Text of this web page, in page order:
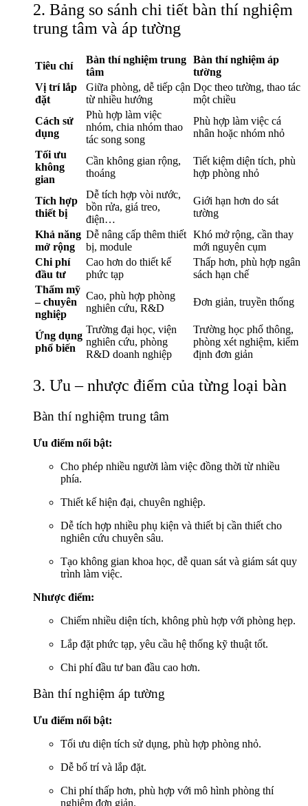
2. Bảng so sánh chi tiết bàn thí nghiệm
trung tâm và áp tường
Tiêu chí
Bàn thí nghiệm trung
tâm
Bàn thí nghiệm áp
tường
Vị trí lắp
đặt
Giữa phòng, dễ tiếp cận
từ nhiều hướng
Dọc theo tường, thao tác
một chiều
Cách sử
dụng
Phù hợp làm việc
nhóm, chia nhóm thao
tác song song
Phù hợp làm việc cá
nhân hoặc nhóm nhỏ
Tối ưu
không
gian
Cần không gian rộng,
thoáng
Tiết kiệm diện tích, phù
hợp phòng nhỏ
Tích hợp
thiết bị
Dễ tích hợp vòi nước,
bồn rửa, giá treo,
điện…
Giới hạn hơn do sát
tường
Khả năng
mở rộng
Dễ nâng cấp thêm thiết
bị, module
Khó mở rộng, cần thay
mới nguyên cụm
Chi phí
đầu tư
Cao hơn do thiết kế
phức tạp
Thấp hơn, phù hợp ngân
sách hạn chế
Thẩm mỹ
– chuyên
nghiệp
Cao, phù hợp phòng
nghiên cứu, R&D
Đơn giản, truyền thống
Ứng dụng
phổ biến
Trường đại học, viện
nghiên cứu, phòng
R&D doanh nghiệp
Trường học phổ thông,
phòng xét nghiệm, kiểm
định đơn giản
3. Ưu – nhược điểm của từng loại bàn
Bàn thí nghiệm trung tâm
Ưu điểm nổi bật:
Cho phép nhiều người làm việc đồng thời từ nhiều
phía.
Thiết kế hiện đại, chuyên nghiệp.
Dễ tích hợp nhiều phụ kiện và thiết bị cần thiết cho
nghiên cứu chuyên sâu.
Tạo không gian khoa học, dễ quan sát và giám sát quy
trình làm việc.
Nhược điểm:
Chiếm nhiều diện tích, không phù hợp với phòng hẹp.
Lắp đặt phức tạp, yêu cầu hệ thống kỹ thuật tốt.
Chi phí đầu tư ban đầu cao hơn.
Bàn thí nghiệm áp tường
Ưu điểm nổi bật:
Tối ưu diện tích sử dụng, phù hợp phòng nhỏ.
Dễ bố trí và lắp đặt.
Chi phí thấp hơn, phù hợp với mô hình phòng thí
nghiệm đơn giản.